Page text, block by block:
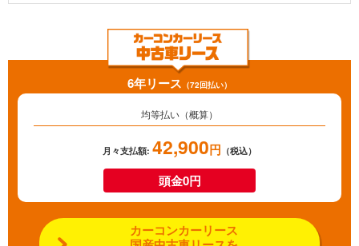
6年リース （72回払い）
均等払い（概算）
月々支払額: 42,900円 （税込）
頭金0円
カーコンカーリース